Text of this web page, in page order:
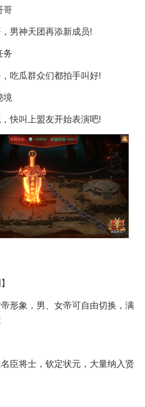
哥
男神天团再添新成员!
务
吃瓜群众们都拍手叫好!
境
快叫上盟友开始表演吧!
形象，男、女帝可自由切换，满
臣将士，钦定状元，大量纳入贤